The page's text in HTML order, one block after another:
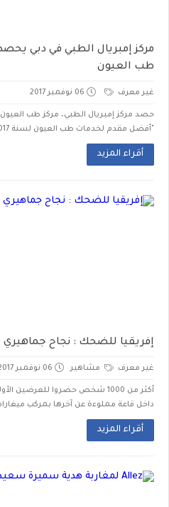
مركز إمبريال الطبي في دبي
طب العيون
غير معرف 06 نوفمبر 2017
حصد مركز إمبريال الطبي، مركز طب العيون
"أفضل مقدم لخدمات طب العيون لسنة 2017" المقدمة من بر...
أقراء المزيد
إفريقيا للضحك : نجاح جماهيري
غير معرف مشاهير 06 نوفمبر 2017
أكثر من 1000 شخص حضروا للعرضين
داخل قاعة مملوءة عن آخرها بمركب
أقراء المزيد